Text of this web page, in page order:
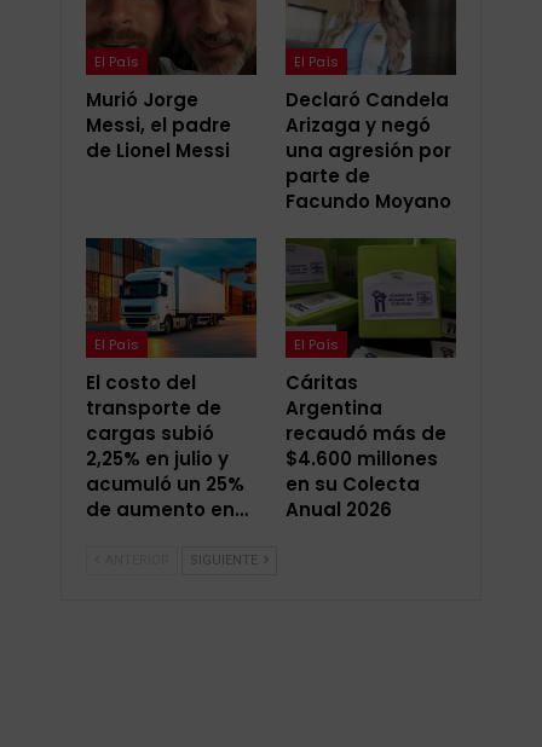
El País
Murió Jorge
Messi, el padre
de Lionel Messi
El País
Declaró Candela
Arizaga y negó
una agresión por
parte de
Facundo Moyano
El País
El costo del
transporte de
cargas subió
2,25% en julio y
acumuló un 25%
de aumento en…
El País
Cáritas
Argentina
recaudó más de
$4.600 millones
en su Colecta
Anual 2026
SIGUIENTE